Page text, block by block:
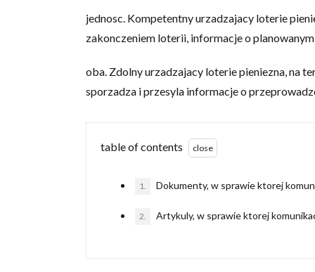
jednosc. Kompetentny urzadzajacy loterie
zakonczeniem loterii, informacje o
oba. Zdolny urzadzajacy loterie pieniezna, na
sporzadza i przesyla informacje o
table of contents
1. Dokumenty, w sprawie ktorej
2. Artykuly, w sprawie ktorej